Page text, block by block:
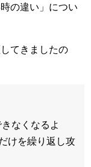
の違い」につい
てきましたの
なくなるよ
けを繰り返し攻